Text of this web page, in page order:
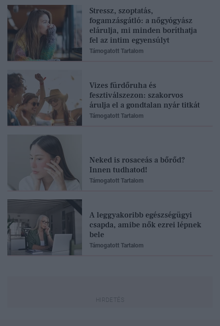
Stressz, szoptatás,
fogamzásgátló: a nőgyógyász
elárulja, mi minden boríthatja
fel az intim egyensúlyt
Támogatott Tartalom
Vizes fürdőruha és
fesztiválszezon: szakorvos
árulja el a gondtalan nyár titkát
Támogatott Tartalom
Neked is rosaceás a bőrőd?
Innen tudhatod!
Támogatott Tartalom
A leggyakoribb egészségügyi
csapda, amibe nők ezrei lépnek
bele
Támogatott Tartalom